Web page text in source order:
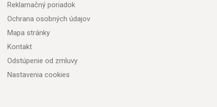
Reklamačný poriadok
Ochrana osobných údajov
Mapa stránky
Kontakt
Odstúpenie od zmluvy
Nastavenia cookies